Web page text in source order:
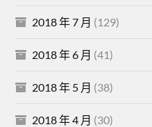
2018 年 7 月 (129)
2018 年 6 月 (41)
2018 年 5 月 (38)
2018 年 4 月 (30)